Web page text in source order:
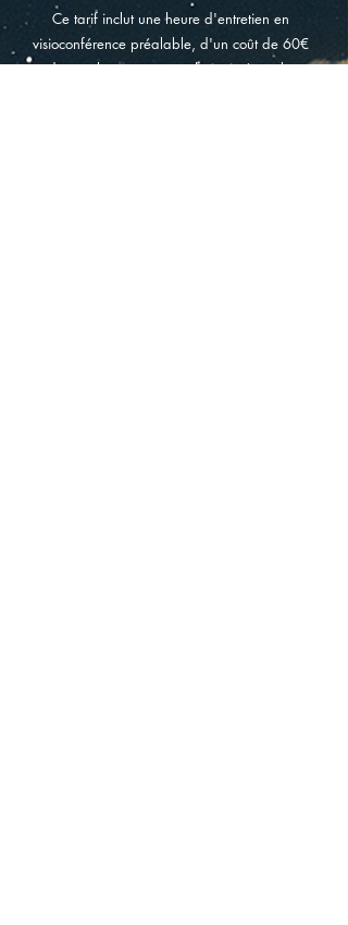
Ce tarif inclut une heure d'entretien en
visioconférence préalable, d'un coût de 60€
dû que la personne souhaite intégrer la